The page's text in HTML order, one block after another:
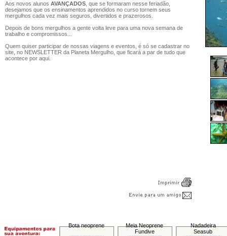
Aos novos alunos AVANÇADOS , que se formaram nesse feriadão,
desejamos que os ensinamentos aprendidos no curso tornem seus
mergulhos cada vez mais seguros, divertidos e prazerosos.
Depois de bons mergulhos a gente volta leve para uma nova semana de
trabalho e compromissos...
Quem quiser participar de nossas viagens e eventos, é só se cadastrar no
site, no NEWSLETTER da Planeta Mergulho, que ficará a par de tudo que
acontece por aqui.
Bota neoprene
Meia Neoprene
Fundive
Nadadeira
Seasub